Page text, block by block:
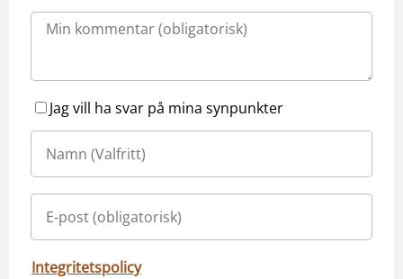
Jag vill ha svar på mina synpunkter
Integritetspolicy